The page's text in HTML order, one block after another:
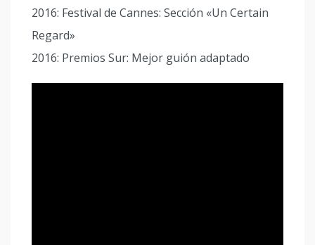
2016: Festival de Cannes: Sección «Un Certain
Regard»
2016: Premios Sur: Mejor guión adaptado